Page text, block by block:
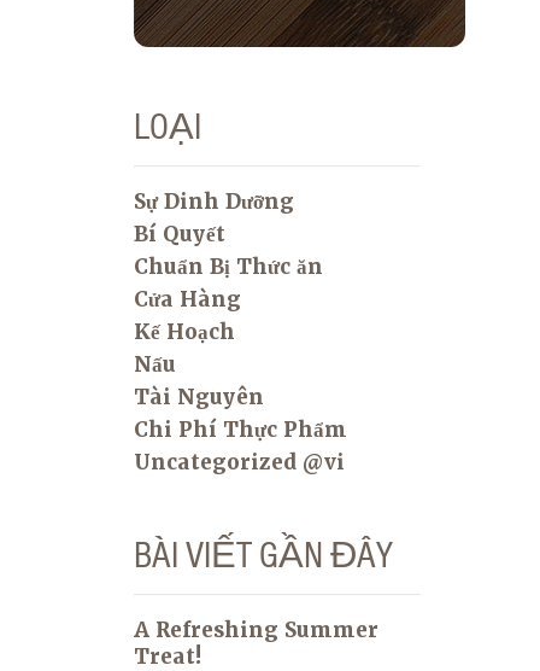
LOẠI
Sự Dinh Dưỡng
Bí Quyết
Chuẩn Bị Thức ăn
Cửa Hàng
Kế Hoạch
Nấu
Tài Nguyên
Chi Phí Thực Phẩm
Uncategorized @vi
BÀI VIẾT GẦN ĐÂY
A Refreshing Summer
Treat!